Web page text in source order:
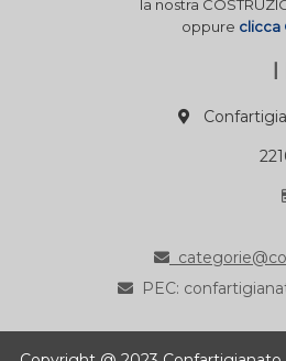
la nostra
oppure clicca
PEC: